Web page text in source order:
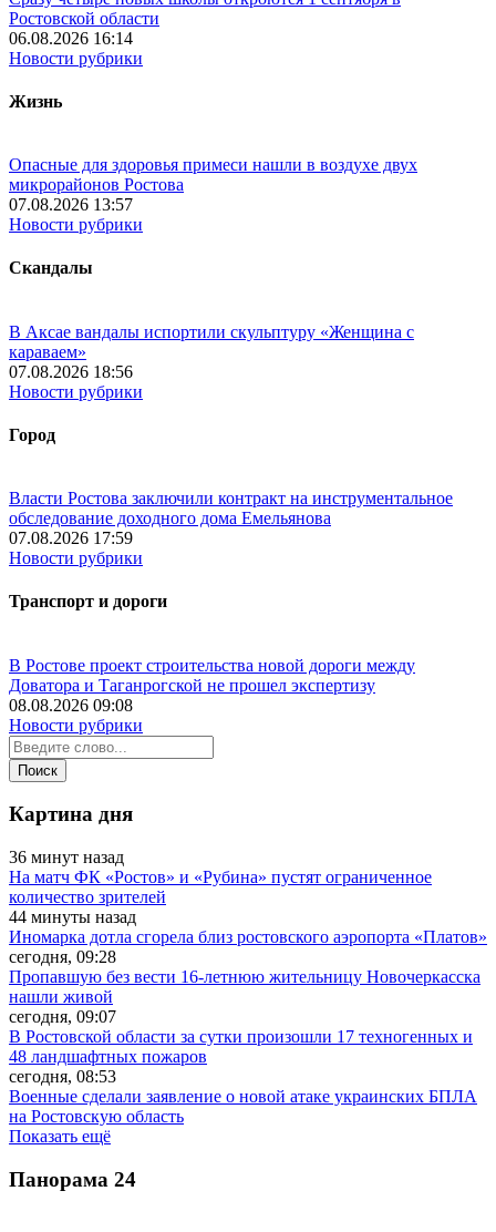
Ростовской области
06.08.2026 16:14
Новости рубрики
Жизнь
Опасные для здоровья примеси нашли в воздухе двух
микрорайонов Ростова
07.08.2026 13:57
Новости рубрики
Скандалы
В Аксае вандалы испортили скульптуру «Женщина с
караваем»
07.08.2026 18:56
Новости рубрики
Город
Власти Ростова заключили контракт на инструментальное
обследование доходного дома Емельянова
07.08.2026 17:59
Новости рубрики
Транспорт и дороги
В Ростове проект строительства новой дороги между
Доватора и Таганрогской не прошел экспертизу
08.08.2026 09:08
Новости рубрики
Картина дня
36 минут назад
На матч ФК «Ростов» и «Рубина» пустят ограниченное
количество зрителей
44 минуты назад
Иномарка дотла сгорела близ ростовского аэропорта «Платов»
сегодня, 09:28
Пропавшую без вести 16-летнюю жительницу Новочеркасска
нашли живой
сегодня, 09:07
В Ростовской области за сутки произошли 17 техногенных и
48 ландшафтных пожаров
сегодня, 08:53
Военные сделали заявление о новой атаке украинских БПЛА
на Ростовскую область
Показать ещё
Панорама 24